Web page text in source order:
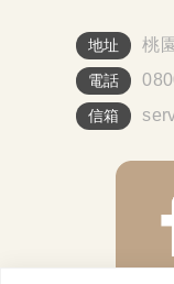
地址 桃
電話
信箱